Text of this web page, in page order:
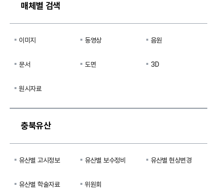
매체별 검색
이미지 동영상 음원
문서 도면 3D
원시자료
충북유산
유산별 고시정보 유산별 보수정비 유산별 현상변경
유산별 학술자료 위원회